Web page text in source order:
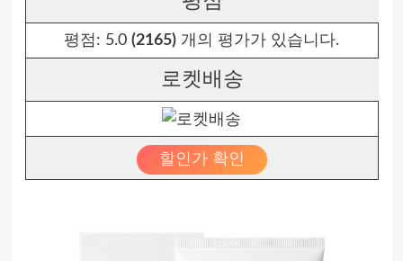
평점: 5.0 (2165) 개의 평가가 있습니다.
로켓배송
할인가 확인